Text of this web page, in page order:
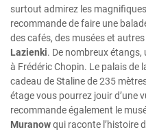
surtout admirez les
recommande de faire une
des cafés, des musées et
Lazienki. De nombreux
à Frédéric Chopin. Le palais de
cadeau de Staline de 235
étage vous pourrez jouir d’une
recommande également le
Muranowqui raconte l’histoire